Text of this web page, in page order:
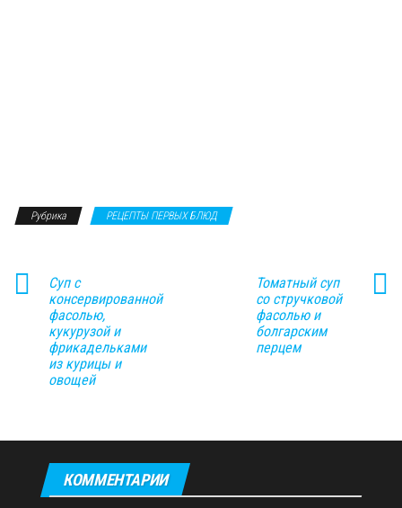
Рубрика РЕЦЕПТЫ ПЕРВЫХ БЛЮД
Суп с
консервированной
фасолью,
кукурузой и
фрикадельками
из курицы и
овощей
Томатный суп
со стручковой
фасолью и
болгарским
перцем
КОММЕНТАРИИ